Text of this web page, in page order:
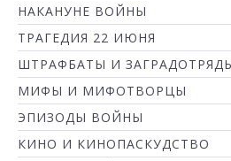
НАКАНУНЕ ВОЙНЫ
ТРАГЕДИЯ 22 ИЮНЯ
ШТРАФБАТЫ И
МИФЫ И МИФОТВОРЦЫ
ЭПИЗОДЫ ВОЙНЫ
КИНО И КИНОПАСКУДСТВО